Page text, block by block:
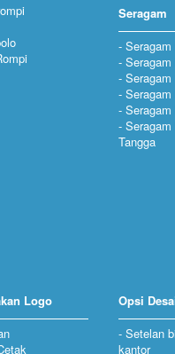
Seragam
Seragam
Tangga
Logo
Opsi
Setelan
kantor